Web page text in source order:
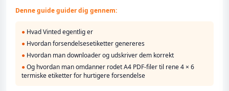
Denne guide guider dig gennem:
● Hvad Vinted egentlig er
● Hvordan forsendelsesetiketter genereres
● Hvordan man downloader og udskriver dem korrekt
●Og hvordan man omdanner rodet A4 PDF-filer til rene 4 × 6
termiske etiketter for hurtigere forsendelse